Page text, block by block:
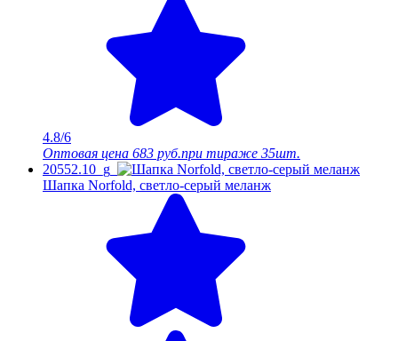
4.8/6
Оптовая цена 683 руб.при тираже 35шт.
20552.10_g
Шапка Norfold, светло-серый меланж